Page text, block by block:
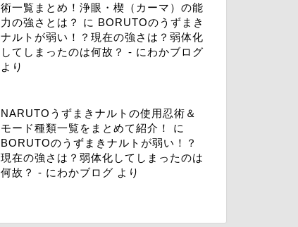
術一覧まとめ！浄眼・楔（カーマ）の能
力の強さとは？
に BORUTOのうずまき
ナルトが弱い！？現在の強さは？弱体化
してしまったのは何故？ - にわかブログ
より
NARUTOうずまきナルトの使用忍術＆
モード種類一覧をまとめて紹介！
に
BORUTOのうずまきナルトが弱い！？
現在の強さは？弱体化してしまったのは
何故？ - にわかブログ より